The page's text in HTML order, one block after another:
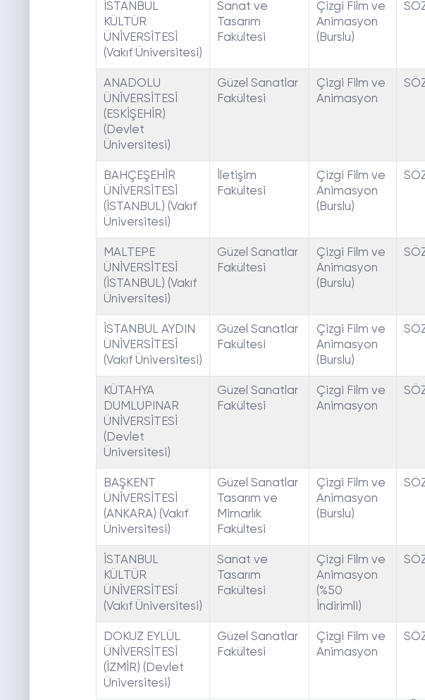
İSTANBUL
KÜLTÜR
ÜNİVERSİTESİ
(Vakıf Üniversitesi)
Sanat ve
Tasarım
Fakültesi
Çizgi Film ve
Animasyon
(Burslu)
ANADOLU
ÜNİVERSİTESİ
(ESKİŞEHİR)
(Devlet
Üniversitesi)
Güzel Sanatlar
Fakültesi
Çizgi Film ve
Animasyon
BAHÇEŞEHİR
ÜNİVERSİTESİ
(İSTANBUL) (Vakıf
Üniversitesi)
İletişim
Fakültesi
Çizgi Film ve
Animasyon
(Burslu)
MALTEPE
ÜNİVERSİTESİ
(İSTANBUL) (Vakıf
Üniversitesi)
Güzel Sanatlar
Fakültesi
Çizgi Film ve
Animasyon
(Burslu)
İSTANBUL AYDIN
ÜNİVERSİTESİ
(Vakıf Üniversitesi)
Güzel Sanatlar
Fakültesi
Çizgi Film ve
Animasyon
(Burslu)
KÜTAHYA
DUMLUPINAR
ÜNİVERSİTESİ
(Devlet
Üniversitesi)
Güzel Sanatlar
Fakültesi
Çizgi Film ve
Animasyon
BAŞKENT
ÜNİVERSİTESİ
(ANKARA) (Vakıf
Üniversitesi)
Güzel Sanatlar
Tasarım ve
Mimarlık
Fakültesi
Çizgi Film ve
Animasyon
(Burslu)
İSTANBUL
KÜLTÜR
ÜNİVERSİTESİ
(Vakıf Üniversitesi)
Sanat ve
Tasarım
Fakültesi
Çizgi Film ve
Animasyon
(%50
İndirimli)
DOKUZ EYLÜL
ÜNİVERSİTESİ
(İZMİR) (Devlet
Üniversitesi)
Güzel Sanatlar
Fakültesi
Çizgi Film ve
Animasyon